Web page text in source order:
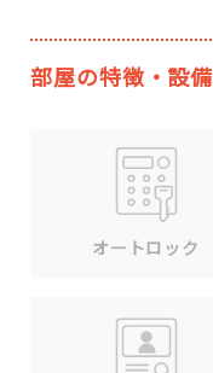
部屋の特徴・設備
オートロック